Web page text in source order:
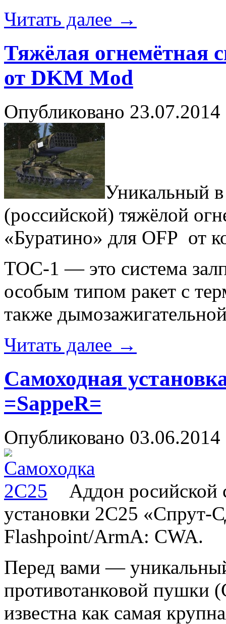
Читать далее →
Тяжёлая огнемётная
от DKM Mod
Опубликовано 23.07.2014
Уникальный в
(российской) тяжёлой
«Буратино» для OFP от
ТОС-1 — это система
особым типом ракет с
также
Читать далее →
Самоходная
=SappeR=
Опубликовано 03.06.2014
Аддон росийской
установки 2С25 «Спрут-
Flashpoint/ArmA: CWA.
Перед вами —
противотанковой пушки
известна как самая